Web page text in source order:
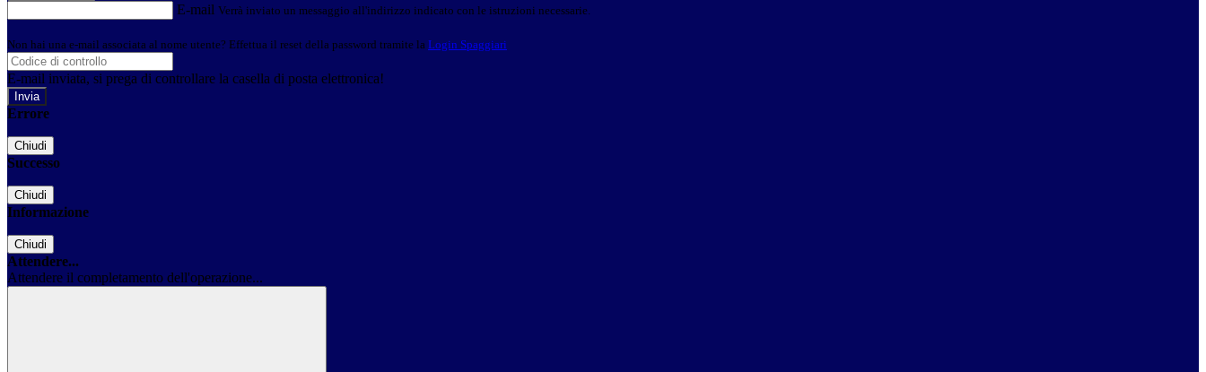
E-mail Verrà inviato un messaggio all'indirizzo indicato con le istruzioni necessarie.
Non hai una e-mail associata al nome utente? Effettua il reset della password tramite la Login Spaggiari
E-mail inviata, si prega di controllare la casella di posta elettronica!
Errore
Chiudi
Successo
Chiudi
Informazione
Chiudi
Attendere...
Attendere il completamento dell'operazione...